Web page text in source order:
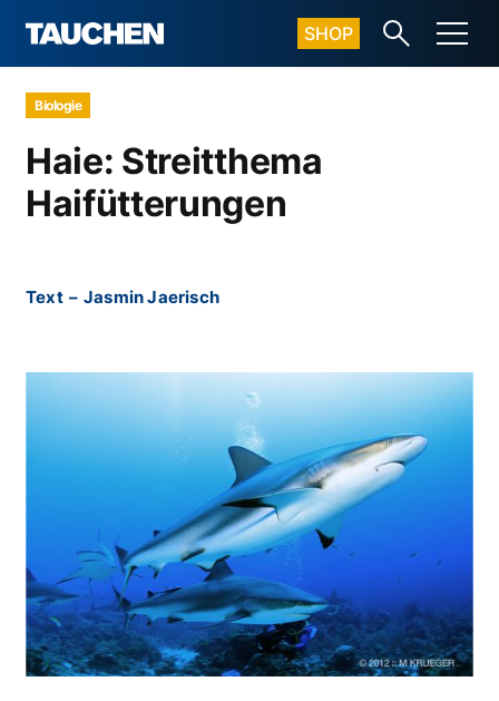
SHOP
Biologie
Haie: Streitthema
Haifütterungen
Text – Jasmin Jaerisch